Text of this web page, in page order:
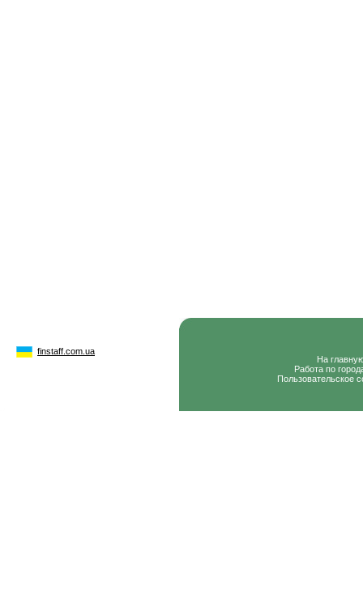
finstaff.com.ua
На
Работа по
Пользовательское